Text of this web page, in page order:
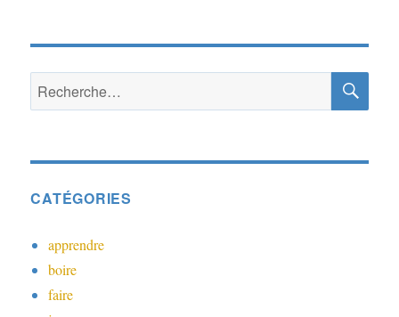
Recherche
pour :
CATÉGORIES
apprendre
boire
faire